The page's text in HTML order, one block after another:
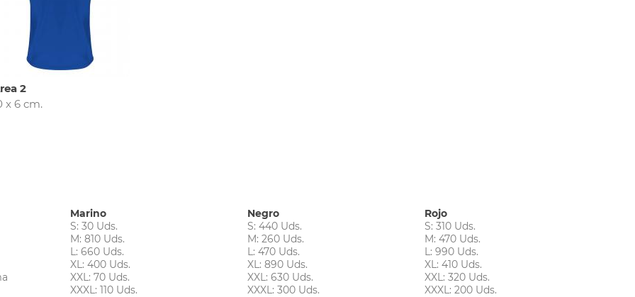
2
x 6 cm.
Marino
S: 30 Uds.
M: 810 Uds.
L: 660 Uds.
XL: 400 Uds.
XXL: 70 Uds.
XXXL: 110 Uds.
Negro
S: 440 Uds.
M: 260 Uds.
L: 470 Uds.
XL: 890 Uds.
XXL: 630 Uds.
XXXL: 300 Uds.
Rojo
S: 310 Uds.
M: 470 Uds.
L: 990 Uds.
XL: 410 Uds.
XXL: 320 Uds.
XXXL: 200 Uds.